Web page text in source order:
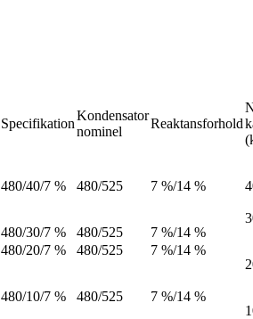
Specifikation
Kondensator
nominel
Reaktansforhold
480/40/7 % 480/525 7 %/14 %
480/30/7 % 480/525 7 %/14 %
480/20/7 % 480/525
7 %/14 %
480/10/7 % 480/525
7 %/14 %